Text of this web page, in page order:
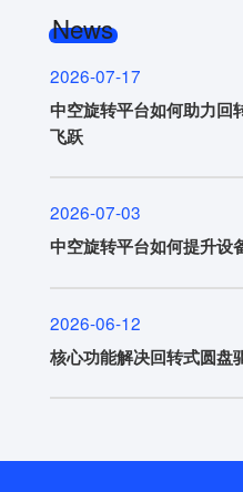
News
2026-07-17
中空旋转平台如何助力回
飞跃
2026-07-03
中空旋转平台如何提升设
2026-06-12
核心功能解决回转式圆盘